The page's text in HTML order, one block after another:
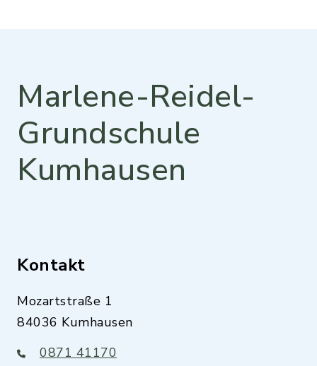
Marlene-Reidel-
Grundschule
Kumhausen
Kontakt
Mozartstraße 1
84036 Kumhausen
0871 41170